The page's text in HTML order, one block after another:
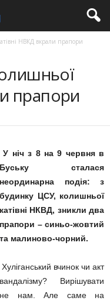
НВКД вкрали прапори
прапори
У ніч з 8 на 9 червня в
Буську сталася
неординарна подія: з
будинку ЦСУ, колишньої
катівні НКВД, зникли два
прапори – синьо-жовтий
та малиново-чорний.
Хуліганський вчинок чи акт
вандалізму? Вирішувати
не нам. Але саме на